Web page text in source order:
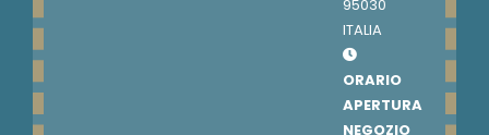
95030
ITALIA
ORARIO
APERTURA
NEGOZIO